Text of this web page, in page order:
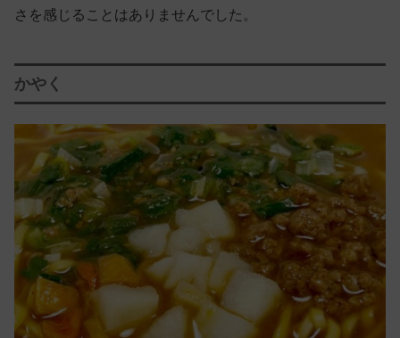
さを感じることはありませんでした。
かやく